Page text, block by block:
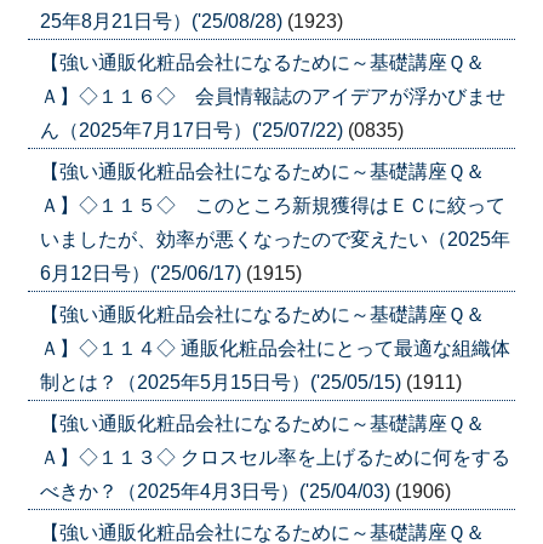
25年8月21日号）('25/08/28) (1923)
【強い通販化粧品会社になるために～基礎講座Ｑ＆
Ａ】◇１１６◇ 会員情報誌のアイデアが浮かびませ
ん（2025年7月17日号）('25/07/22) (0835)
【強い通販化粧品会社になるために～基礎講座Ｑ＆
Ａ】◇１１５◇ このところ新規獲得はＥＣに絞って
いましたが、効率が悪くなったので変えたい（2025年
6月12日号）('25/06/17) (1915)
【強い通販化粧品会社になるために～基礎講座Ｑ＆
Ａ】◇１１４◇ 通販化粧品会社にとって最適な組織体
制とは？（2025年5月15日号）('25/05/15) (1911)
【強い通販化粧品会社になるために～基礎講座Ｑ＆
Ａ】◇１１３◇ クロスセル率を上げるために何をする
べきか？（2025年4月3日号）('25/04/03) (1906)
【強い通販化粧品会社になるために～基礎講座Ｑ＆